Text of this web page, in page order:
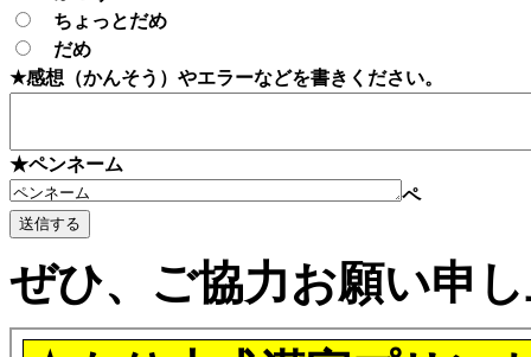
ちょっとだめ
だめ
★感想（かんそう）やエラーなどを書きください。
★ペンネーム
ペ
ぜひ、ご協力お願い申